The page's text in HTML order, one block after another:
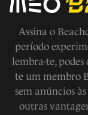
Assina o
período
lembra-te,
te um membro
sem anúncios
outras